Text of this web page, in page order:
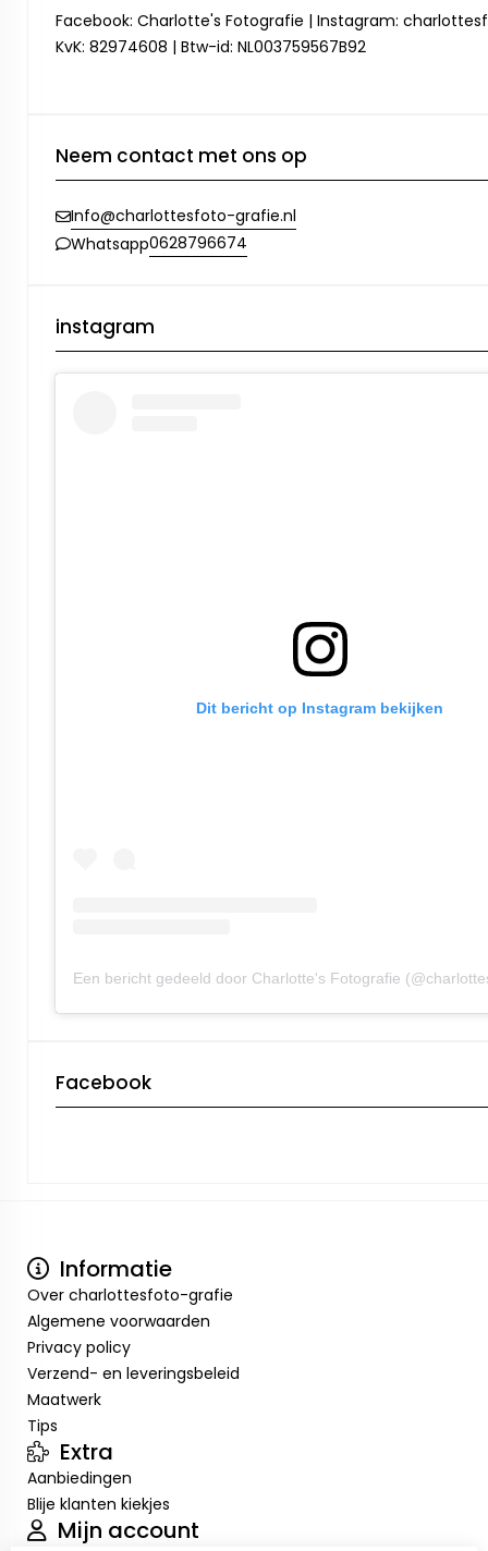
Facebook: Charlotte's Fotografie | Instagram:
KvK: 82974608 | Btw-id: NL003759567B92
Neem contact met ons op
Info@charlottesfoto-grafie.nl
Whatsapp0628796674
instagram
Dit bericht op Instagram bekijken
Facebook
Informatie
Over charlottesfoto-grafie
Algemene voorwaarden
Privacy policy
Verzend- en leveringsbeleid
Maatwerk
Tips
Extra
Aanbiedingen
Blije klanten kiekjes
Mijn account